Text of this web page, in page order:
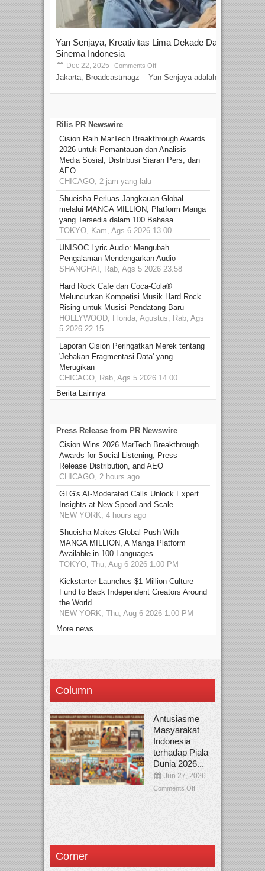
Yan Senjaya, Kreativitas Lima Dekade Dalam
Sinema Indonesia
Dec 22, 2025 Comments Off
Jakarta, Broadcastmagz – Yan Senjaya adalah...
Rilis PR Newswire
Cision Raih MarTech Breakthrough Awards
2026 untuk Pemantauan dan Analisis
Media Sosial, Distribusi Siaran Pers, dan
AEO
CHICAGO, 2 jam yang lalu
Shueisha Perluas Jangkauan Global
melalui MANGA MILLION, Platform Manga
yang Tersedia dalam 100 Bahasa
TOKYO, Kam, Ags 6 2026 13.00
UNISOC Lyric Audio: Mengubah
Pengalaman Mendengarkan Audio
SHANGHAI, Rab, Ags 5 2026 23.58
Hard Rock Cafe dan Coca-Cola®
Meluncurkan Kompetisi Musik Hard Rock
Rising untuk Musisi Pendatang Baru
HOLLYWOOD, Florida, Agustus, Rab, Ags
5 2026 22.15
Laporan Cision Peringatkan Merek tentang
'Jebakan Fragmentasi Data' yang
Merugikan
CHICAGO, Rab, Ags 5 2026 14.00
Berita Lainnya
Press Release from PR Newswire
Cision Wins 2026 MarTech Breakthrough
Awards for Social Listening, Press
Release Distribution, and AEO
CHICAGO, 2 hours ago
GLG's AI-Moderated Calls Unlock Expert
Insights at New Speed and Scale
NEW YORK, 4 hours ago
Shueisha Makes Global Push With
MANGA MILLION, A Manga Platform
Available in 100 Languages
TOKYO, Thu, Aug 6 2026 1:00 PM
Kickstarter Launches $1 Million Culture
Fund to Back Independent Creators Around
the World
NEW YORK, Thu, Aug 6 2026 1:00 PM
More news
Column
Antusiasme
Masyarakat
Indonesia
terhadap Piala
Dunia 2026...
Jun 27, 2026
Comments Off
Corner